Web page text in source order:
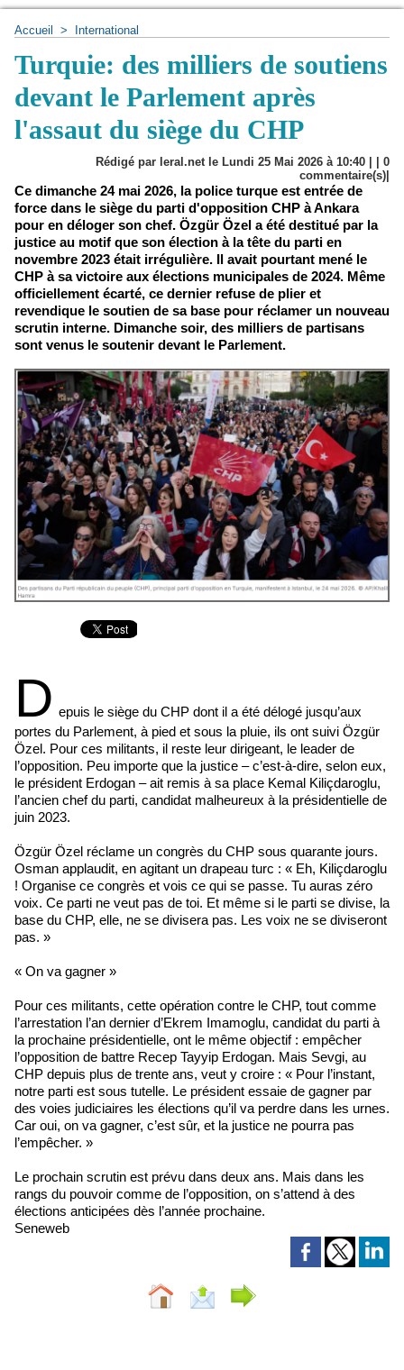
Accueil > International
Turquie: des milliers de soutiens
devant le Parlement après
l'assaut du siège du CHP
Rédigé par leral.net le Lundi 25 Mai 2026 à 10:40 | | 0
commentaire(s)|
Ce dimanche 24 mai 2026, la police turque est entrée de
force dans le siège du parti d'opposition CHP à Ankara
pour en déloger son chef. Özgür Özel a été destitué par la
justice au motif que son élection à la tête du parti en
novembre 2023 était irrégulière. Il avait pourtant mené le
CHP à sa victoire aux élections municipales de 2024. Même
officiellement écarté, ce dernier refuse de plier et
revendique le soutien de sa base pour réclamer un nouveau
scrutin interne. Dimanche soir, des milliers de partisans
sont venus le soutenir devant le Parlement.
D epuis le siège du CHP dont il a été délogé jusqu’aux
portes du Parlement, à pied et sous la pluie, ils ont suivi Özgür
Özel. Pour ces militants, il reste leur dirigeant, le leader de
l’opposition. Peu importe que la justice – c’est-à-dire, selon eux,
le président Erdogan – ait remis à sa place Kemal Kiliçdaroglu,
l’ancien chef du parti, candidat malheureux à la présidentielle de
juin 2023.
Özgür Özel réclame un congrès du CHP sous quarante jours.
Osman applaudit, en agitant un drapeau turc : « Eh, Kiliçdaroglu
! Organise ce congrès et vois ce qui se passe. Tu auras zéro
voix. Ce parti ne veut pas de toi. Et même si le parti se divise, la
base du CHP, elle, ne se divisera pas. Les voix ne se diviseront
pas. »
« On va gagner »
Pour ces militants, cette opération contre le CHP, tout comme
l’arrestation l’an dernier d’Ekrem Imamoglu, candidat du parti à
la prochaine présidentielle, ont le même objectif : empêcher
l’opposition de battre Recep Tayyip Erdogan. Mais Sevgi, au
CHP depuis plus de trente ans, veut y croire : « Pour l’instant,
notre parti est sous tutelle. Le président essaie de gagner par
des voies judiciaires les élections qu’il va perdre dans les urnes.
Car oui, on va gagner, c’est sûr, et la justice ne pourra pas
l’empêcher. »
Le prochain scrutin est prévu dans deux ans. Mais dans les
rangs du pouvoir comme de l’opposition, on s’attend à des
élections anticipées dès l’année prochaine.
Seneweb